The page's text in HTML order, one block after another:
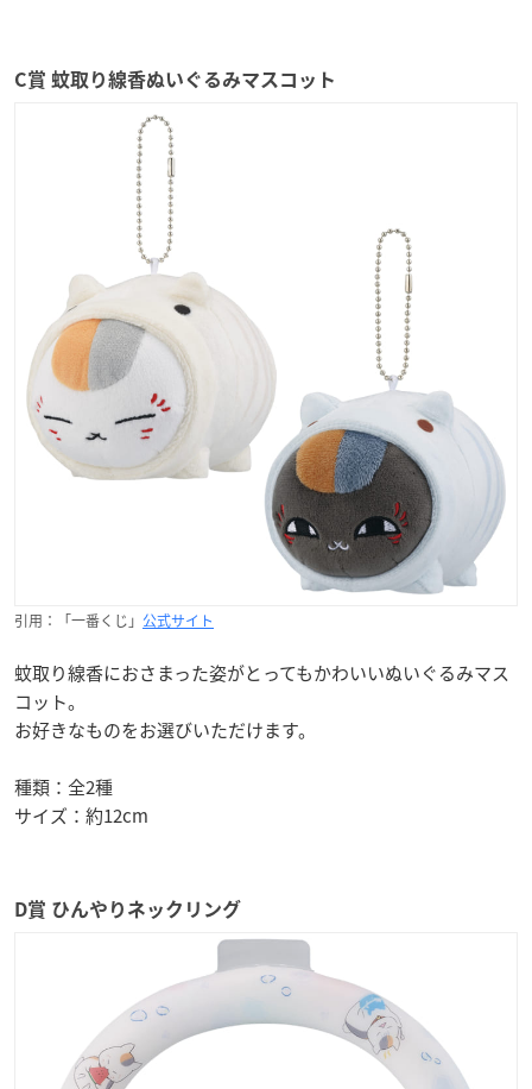
C賞 蚊取り線香ぬいぐるみマスコット
引用：「一番くじ」 公式サイト
蚊取り線香におさまった姿がとってもかわいいぬいぐるみマス
コット。
お好きなものをお選びいただけます。
種類：全2種
サイズ：約12cm
D賞 ひんやりネックリング